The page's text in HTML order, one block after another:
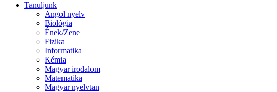
Tanuljunk
Angol nyelv
Biológia
Ének/Zene
Fizika
Informatika
Kémia
Magyar irodalom
Matematika
Magyar nyelvtan